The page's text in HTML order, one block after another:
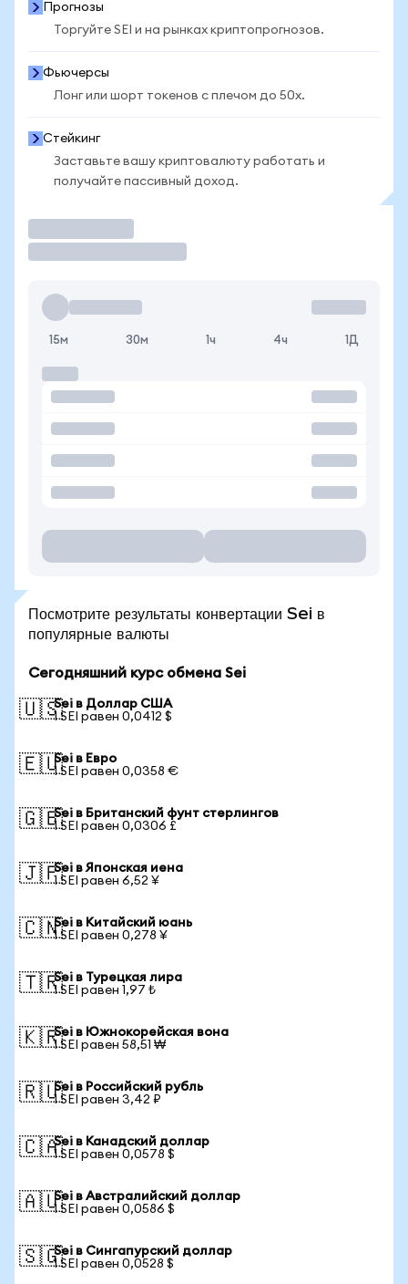
Прогнозы
Торгуйте SEI и на рынках криптопрогнозов.
Фьючерсы
Лонг или шорт токенов с плечом до 50x.
Стейкинг
Заставьте вашу криптовалюту работать и
получайте пассивный доход.
15м 30м 1ч 4ч 1Д
Посмотрите результаты конвертации Sei в
популярные валюты
Сегодняшний курс обмена Sei
🇺🇸Sei в Доллар США
1 SEI равен 0,0412 $
🇪🇺Sei в Евро
1 SEI равен 0,0358 €
🇬🇧Sei в Британский фунт стерлингов
1 SEI равен 0,0306 £
🇯🇵Sei в Японская иена
1 SEI равен 6,52 ¥
🇨🇳Sei в Китайский юань
1 SEI равен 0,278 ¥
🇹🇷Sei в Турецкая лира
1 SEI равен 1,97 ₺
🇰🇷Sei в Южнокорейская вона
1 SEI равен 58,51 ₩
🇷🇺Sei в Российский рубль
1 SEI равен 3,42 ₽
🇨🇦Sei в Канадский доллар
1 SEI равен 0,0578 $
🇦🇺Sei в Австралийский доллар
1 SEI равен 0,0586 $
🇸🇬Sei в Сингапурский доллар
1 SEI равен 0,0528 $